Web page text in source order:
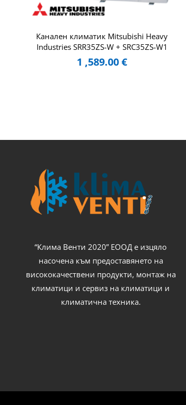
Канален климатик Mitsubishi Heavy
Industries SRR35ZS-W + SRC35ZS-W1
1 ,589.00€
“Клима Венти 2020” ЕООД е изцяло
насочена към предоставянето на
висококачествени продукти, монтаж на
климатици и сервиз на климатици и
климатична техника.